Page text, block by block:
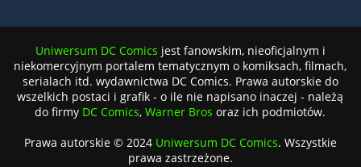
Uniwersum DC Comics jest fanowskim, nieoficjalnym i
niekomercyjnym portalem tematycznym o komiksach, filmach,
serialach itd. wydawnictwa DC Comics. Prawa autorskie do
wszelkich postaci i grafik - o ile nie napisano inaczej - należą
do firmy DC Comics,Warner Bros oraz ich podmiotów.
Prawa autorskie © 2024 Uniwersum DC Comics. Wszystkie
prawa zastrzeżone.